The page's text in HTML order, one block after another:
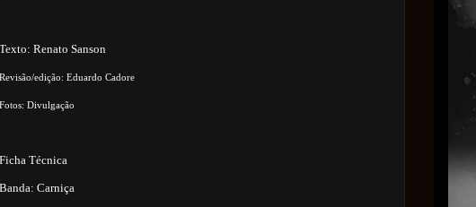
Texto: Renato Sanson
Revisão/edição: Eduardo Cadore
Fotos: Divulgação
Ficha Técnica
Banda: Carniça